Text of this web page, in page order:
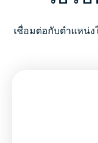
เหตุใดจึงใช้ VPN
ฉันสามารถใช้
เชื่อมต่อกับตำแหน่ง